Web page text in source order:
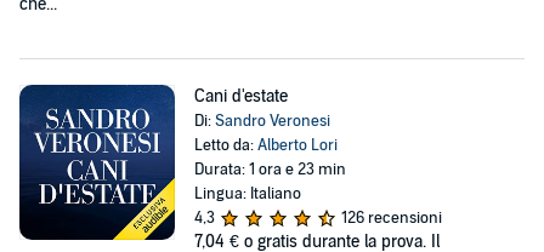
che...
Cani d'estate
Di:Sandro Veronesi
Letto da:Alberto Lori
Durata: 1 ora e 23 min
Lingua: Italiano
4,3
126 recensioni
7,04 € o gratis durante la prova. Il